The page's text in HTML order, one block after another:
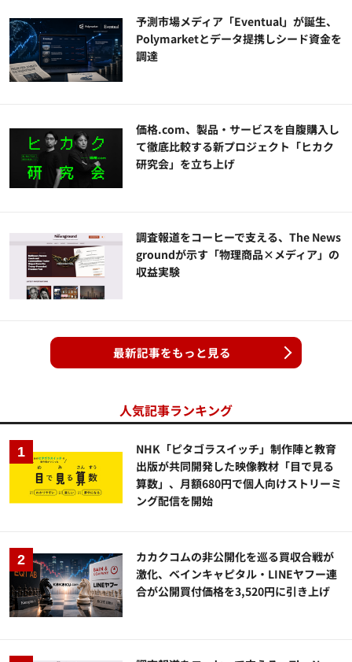
予測市場メディア「Eventual」が誕生、
Polymarketとデータ提携しシード資金を
調達
価格.com、製品・サービスを自腹購入し
て徹底比較する新プロジェクト「ヒカク
研究会」を立ち上げ
調査報道をコーヒーで支える、The News
groundが示す「物理商品×メディア」の
収益実験
最新記事をもっと見る
人気記事ランキング
NHK「ピタゴラスイッチ」制作陣と教育
出版が共同開発した映像教材「目で見る
算数」、月額680円で個人向けストリーミ
ング配信を開始
カカクコムの非公開化を巡る買収合戦が
激化、ベインキャピタル・LINEヤフー連
合が公開買付価格を3,520円に引き上げ